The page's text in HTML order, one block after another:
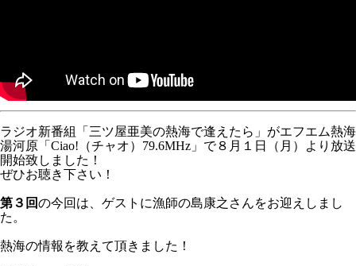
ラジオ新番組「三ツ屋亜美の熱海で逢えたら」がエフエム熱海
湯河原「Ciao!（チャオ）79.6MHz」で８月１日（月）より放送
開始致しました！
ぜひお聴き下さい！
第３回の今回は、ゲストに漁師の島康之さんをお迎えしまし
た。
熱海の情報を教えて頂きました！